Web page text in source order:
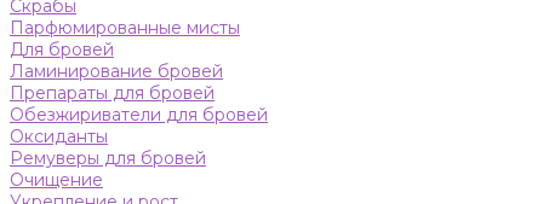
Скрабы
Парфюмированные мисты
Для бровей
Ламинирование бровей
Препараты для бровей
Обезжириватели для бровей
Оксиданты
Ремуверы для бровей
Очищение